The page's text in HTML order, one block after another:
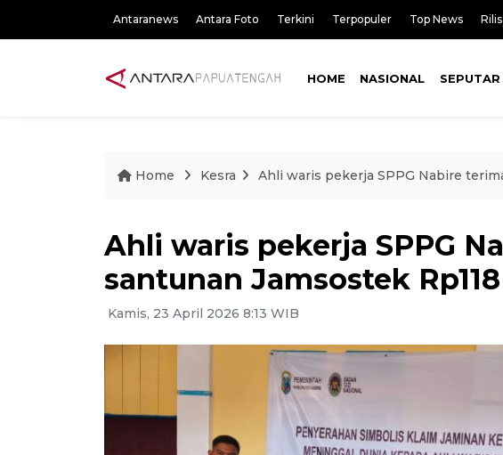
Antaranews Antara Foto Terkini Terpopuler Top News
HOME NASIONAL
Home Kesra Ahli waris pekerja SPPG Nabire
Ahli waris pekerja SPPG
santunan Jamsostek
Kamis, 23 April 2026 8:13 WIB